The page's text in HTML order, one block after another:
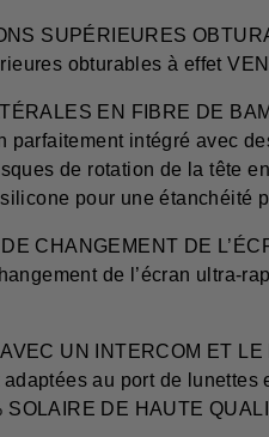
SUPÉRIEURES
obturables à effet
EN FIBRE DE
parfaitement intégré avec
de rotation de la tête
pour une étanchéité
CHANGEMENT DE
de l’écran ultra-
UN INTERCOM ET
au port de lunettes
SOLAIRE DE HAUTE